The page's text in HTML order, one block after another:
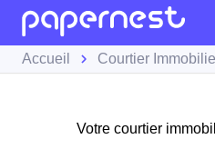
Accueil Courtier
Votre courtier